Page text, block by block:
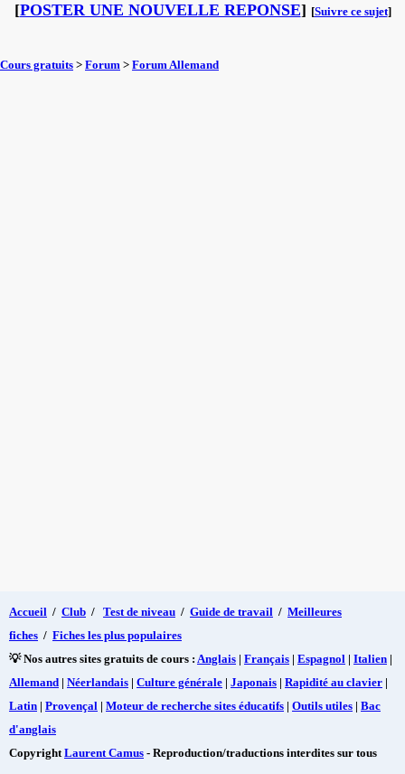
[POSTER UNE NOUVELLE REPONSE] [Suivre ce sujet]
Cours gratuits > Forum > Forum Allemand
Accueil / Club / Test de niveau / Guide de travail / Meilleures
fiches / Fiches les plus populaires
💡 Nos autres sites gratuits de cours : Anglais | Français | Espagnol | Italien |
Allemand | Néerlandais | Culture générale | Japonais | Rapidité au clavier |
Latin | Provençal | Moteur de recherche sites éducatifs | Outils utiles | Bac
d'anglais
Copyright Laurent Camus - Reproduction/traductions interdites sur tous